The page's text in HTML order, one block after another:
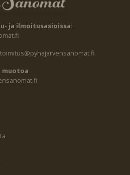
ja ilmoitusasioissa:
toimitus@pyhajarvensanomat.fi